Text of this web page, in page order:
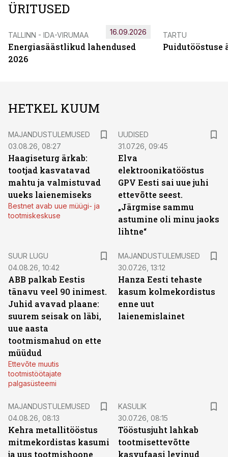
ÜRITUSED
TALLINN - IDA-VIRUMAA
Energiasäästlikud lahendused
2026
16.09.2026 TARTU
Puidutööstuse
HETKEL KUUM
MAJANDUSTULEMUSED
03.08.26, 08:27
Haagiseturg ärkab:
tootjad kasvatavad
mahtu ja valmistuvad
uueks laienemiseks
Bestnet avab uue müügi- ja
tootmiskeskuse
UUDISED
31.07.26, 09:45
Elva
elektroonikatööstus
GPV Eesti sai uue juhi
ettevõtte seest.
„Järgmise sammu
astumine oli minu jaoks
lihtne“
SUUR LUGU
04.08.26, 10:42
ABB palkab Eestis
tänavu veel 90 inimest.
Juhid avavad plaane:
suurem seisak on läbi,
uue aasta
tootmismahud on ette
müüdud
Ettevõte muutis
tootmistöötajate
palgasüsteemi
MAJANDUSTULEMUSED
30.07.26, 13:12
Hanza Eesti tehaste
kasum kolmekordistus
enne uut
laienemislainet
MAJANDUSTULEMUSED
04.08.26, 08:13
Kehra metallitööstus
mitmekordistas kasumi
ja uus tootmishoone
KASULIK
30.07.26, 08:15
Tööstusjuht lahkab
tootmisettevõtte
kasvufaasi levinud